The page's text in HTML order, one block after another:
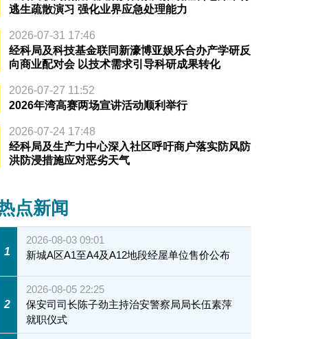
逃生疏散演习 强化业界应急处理能力
2026-07-31 17:46
经科局及科技基金联同新濠博亚娱乐合办产学研反
向商业配对会 以技术需求引导科研成果转化
2026-07-27 11:52
2026年湾高赛两场宣讲活动顺利举行
2026-07-24 17:48
经科局及生产力中心深入社区呼吁商户落实防风防
洪防浸措施应对恶劣天气
点新闻
1
2026-08-03 09:01
新城A区A1至A4及A12地段经屋单位售价公布
2
2026-08-05 22:25
保安司司长陈子劲主持治安警察局局长伍素萍
就职仪式